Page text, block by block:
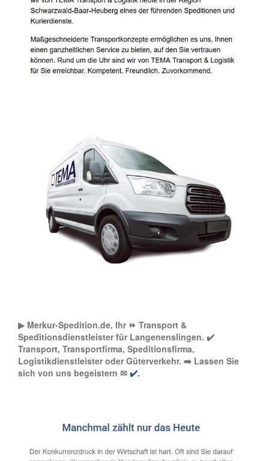
▶︎ Merkur-Spedition.de, Ihr ⏩ Transport &
Speditionsdienstleister für Langenenslingen. ✔️
Transport, Transportfirma, Speditionsfirma,
Logistikdienstleister oder Güterverkehr. ➡️ Lassen Sie
sich von uns begeistern ✉ ✔️.